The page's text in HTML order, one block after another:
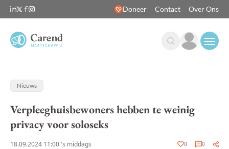
Doneer Contact Over Ons
Nieuws
Verpleeghuisbewoners hebben te weinig
privacy voor soloseks
18.09.2024 11:00 's middags 0 0